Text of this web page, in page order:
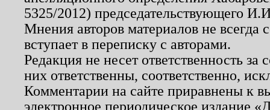
5325/2012) председательствующего
Мнения авторов материалов не
вступает в переписку с авторами.
Редакция не несет ответственность
них ответственны, соответственно,
Комментарии на сайте приравнены к
электронное периодическое издание